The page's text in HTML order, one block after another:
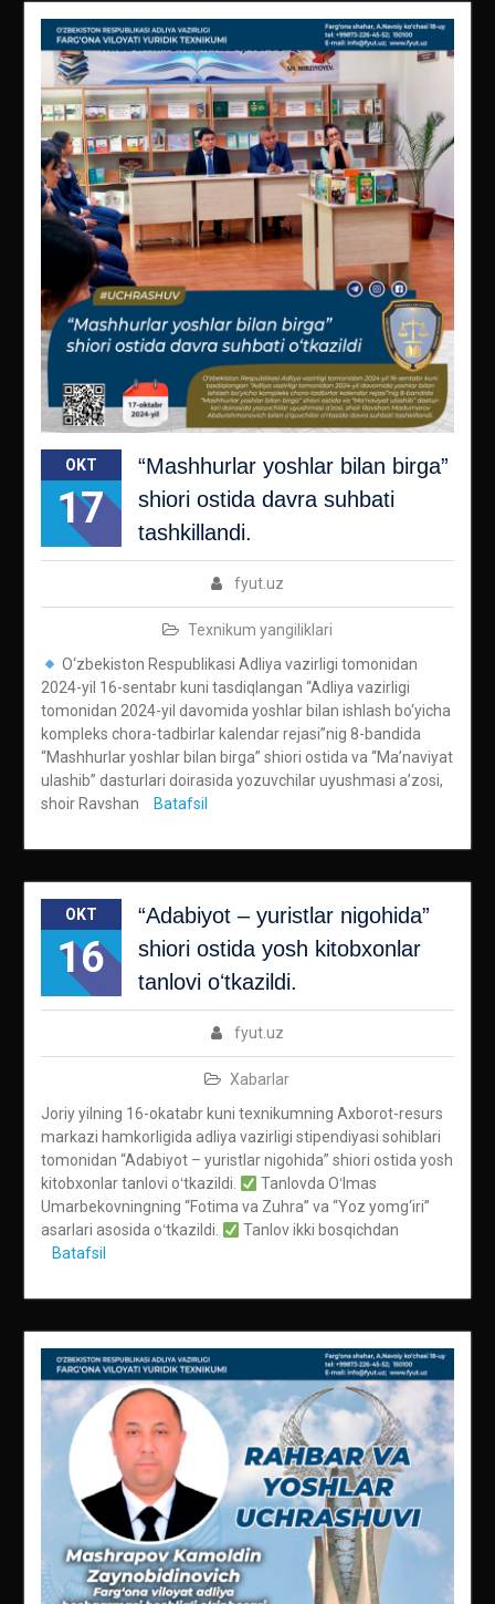
OKT
17
“Mashhurlar yoshlar bilan birga”
shiori ostida davra suhbati
tashkillandi.
fyut.uz
Texnikum yangiliklari
O‘zbekiston Respublikasi Adliya vazirligi tomonidan
2024-yil 16-sentabr kuni tasdiqlangan “Adliya vazirligi
tomonidan 2024-yil davomida yoshlar bilan ishlash bo‘yicha
kompleks chora-tadbirlar kalendar rejasi”nig 8-bandida
“Mashhurlar yoshlar bilan birga” shiori ostida va “Ma’naviyat
ulashib” dasturlari doirasida yozuvchilar uyushmasi a’zosi,
shoir Ravshan
Batafsil
OKT
16
“Adabiyot – yuristlar nigohida”
shiori ostida yosh kitobxonlar
tanlovi oʻtkazildi.
fyut.uz
Xabarlar
Joriy yilning 16-okatabr kuni texnikumning Axborot-resurs
markazi hamkorligida adliya vazirligi stipendiyasi sohiblari
tomonidan “Adabiyot – yuristlar nigohida” shiori ostida yosh
kitobxonlar tanlovi oʻtkazildi.
Tanlovda Oʻlmas
Umarbekovningning “Fotima va Zuhra” va “Yoz yomg‘iri”
asarlari asosida oʻtkazildi.
Tanlov ikki bosqichdan
Batafsil